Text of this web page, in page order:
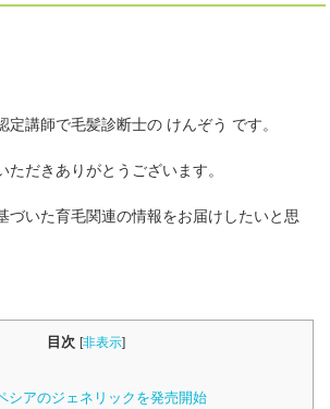
定講師で毛髪診断士の けんぞう です。
ただきありがとうございます。
づいた育毛関連の情報をお届けしたいと思
目次 [非表示]
シアのジェネリックを発売開始